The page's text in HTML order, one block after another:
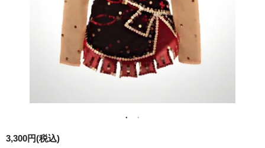
3,300円(税込)